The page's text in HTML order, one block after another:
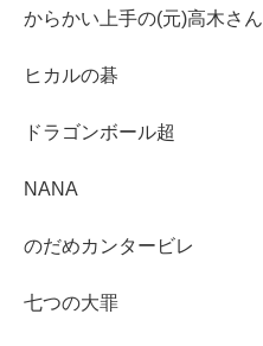
からかい上手の(元)高木さん
ヒカルの碁
ドラゴンボール超
NANA
のだめカンタービレ
七つの大罪